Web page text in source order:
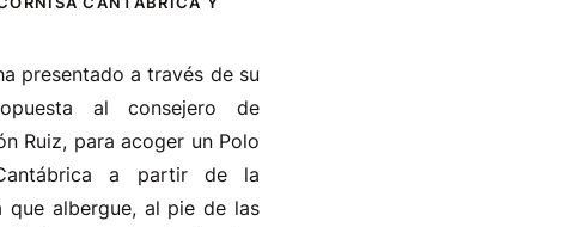
presentado a través de su
al consejero de
Ruiz, para acoger un Polo
a partir de la
que albergue, al pie de las